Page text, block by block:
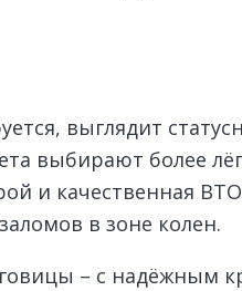
выглядит
выбирают более
и качественная
в зоне колен.
– с надёжным